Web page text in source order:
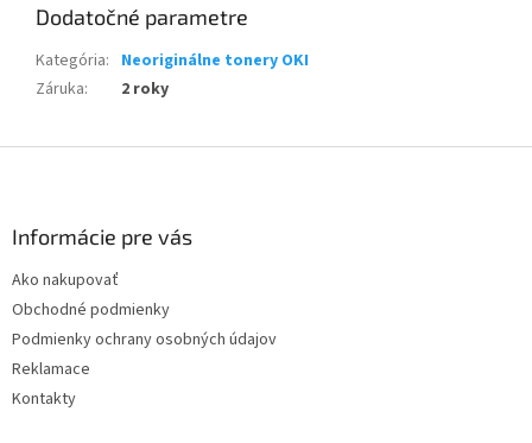
Dodatočné parametre
Kategória: Neoriginálne tonery OKI
Záruka: 2 roky
Informácie pre vás
Ako nakupovať
Obchodné podmienky
Podmienky ochrany osobných údajov
Reklamace
Kontakty